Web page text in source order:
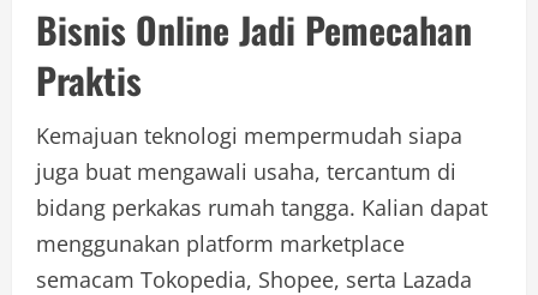
Bisnis Online Jadi Pemecahan
Praktis
Kemajuan teknologi mempermudah siapa
juga buat mengawali usaha, tercantum di
bidang perkakas rumah tangga. Kalian dapat
menggunakan platform marketplace
semacam Tokopedia, Shopee, serta Lazada